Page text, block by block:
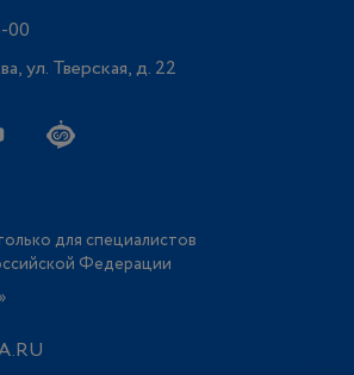
00
ул. Тверская, д. 22
для специалистов
Федерации